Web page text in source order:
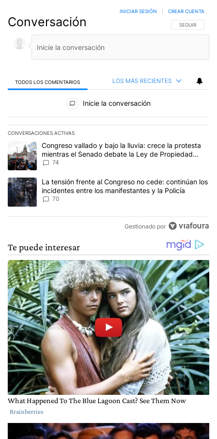
Conversación SIGA ESTA
SEGUIR
INICIAR SESIÓN CREAR CUENTA
TODOS LOS COMENTARIOS LOS MÁS RECIENTES
Todos los comentarios
Inicie la conversación
CONVERSACIONES ACTIVAS
Este listado muestra los artículos con más comentarios en los
Un artículo de tendencia con el título "Congreso vallado y bajo
Congreso vallado y bajo la lluvia: crece la protesta
mientras el Senado debate la Ley de Propiedad
Privada
74
Un artículo de tendencia con el título "La tensión frente al
La tensión frente al Congreso no cede: continúan los
incidentes entre los manifestantes y la Policía
70
Gestionado por